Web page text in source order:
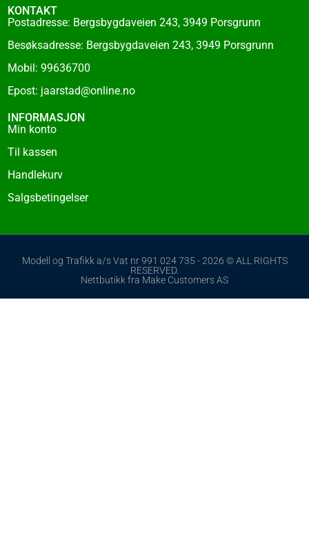
KONTAKT
Postadresse: Bergsbygdaveien 243, 3949 Porsgrunn
Besøksadresse: Bergsbygdaveien 243, 3949 Porsgrunn
Mobil: 99636700
Epost: jaarstad@online.no
INFORMASJON
Min konto
Til kassen
Handlekurv
Salgsbetingelser
Modell og Trafikk a/s Vat nr 991 024 735 - 2026 © ALL RIGHTS
RESERVED.
Nettbutikk fra Make Customers AS